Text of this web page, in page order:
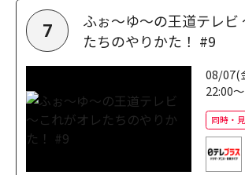
7
ふぉ～ゆ～の王道テレビ
たちのやりかた！ #9
08/07(
22:00
同時・